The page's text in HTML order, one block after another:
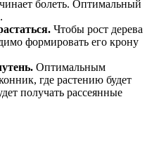
болеть. Оптимальный
Чтобы рост дерева
формировать его крону
Оптимальным
где растению будет
получать рассеянные